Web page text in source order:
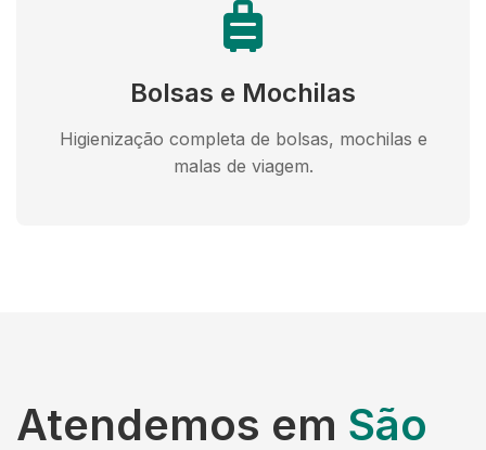
Bolsas e Mochilas
Higienização completa de bolsas, mochilas e
malas de viagem.
Atendemos em São